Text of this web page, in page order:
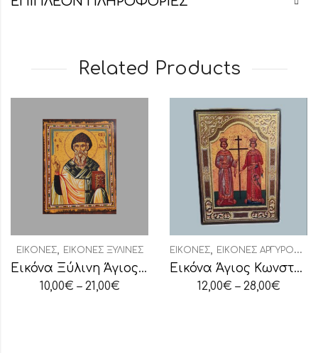
Related Products
ΕΙΚΌΝΕΣ, ΕΙΚΌΝΕΣ ΞΎΛΙΝΕΣ
Εικόνα Ξύλινη Άγιος Σπυρίδων
10,00€ – 21,00€
ΕΙΚΌΝΕΣ, ΕΙΚΌΝΕΣ ΑΡΓΥΡΟΧΡΥΣΟΤΥΠΊΑ
Εικόνα Άγιος Κωνσταντίνος-Αγία Ελένη
12,00€ – 28,00€